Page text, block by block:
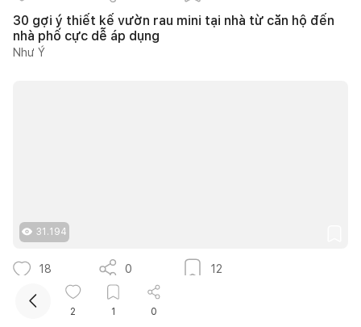
30 gợi ý thiết kế vườn rau mini tại nhà từ căn hộ đến
nhà phố cực dễ áp dụng
Như Ý
31.194
18 0 12
40+ ý tưởng thiết kế góc chill sân vườn giúp bạn nạp
lại năng lượng bình yên ngay tại nhà
2 1 0